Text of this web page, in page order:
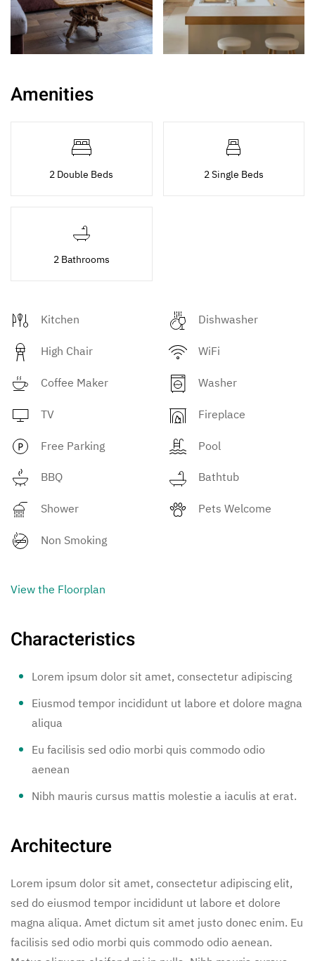
Amenities
2 Double Beds 2 Single Beds
2 Bathrooms
Kitchen Dishwasher
High Chair WiFi
Coffee Maker Washer
TV Fireplace
Free Parking Pool
BBQ Bathtub
Shower Pets Welcome
Non Smoking
View the Floorplan
Characteristics
Lorem ipsum dolor sit amet, consectetur adipiscing
Eiusmod tempor incididunt ut labore et dolore magna
aliqua
Eu facilisis sed odio morbi quis commodo odio
aenean
Nibh mauris cursus mattis molestie a iaculis at erat.
Architecture
Lorem ipsum dolor sit amet, consectetur adipiscing elit,
sed do eiusmod tempor incididunt ut labore et dolore
magna aliqua. Amet dictum sit amet justo donec enim. Eu
facilisis sed odio morbi quis commodo odio aenean.